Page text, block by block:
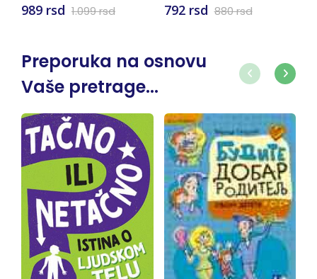
792 rsd 880 rsd 1.755 rsd 1.950 rsd
Preporuka na osnovu
Vaše pretrage...